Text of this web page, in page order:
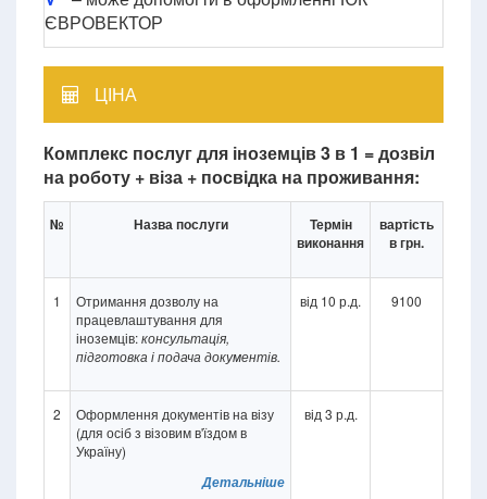
ЄВРОВЕКТОР
ЦІНА
Комплекс послуг для іноземців 3 в 1 = дозвіл
на роботу + віза + посвідка на проживання:
№ Назва послуги
Термін
виконання
вартість
в грн.
1
Отримання дозволу на
працевлаштування для
іноземців:консультація,
підготовка і подача документів.
від 10 р.д. 9100
2
Оформлення документів на візу
(для осіб з візовим в'їздом в
Україну)
Детальніше
від 3 р.д.